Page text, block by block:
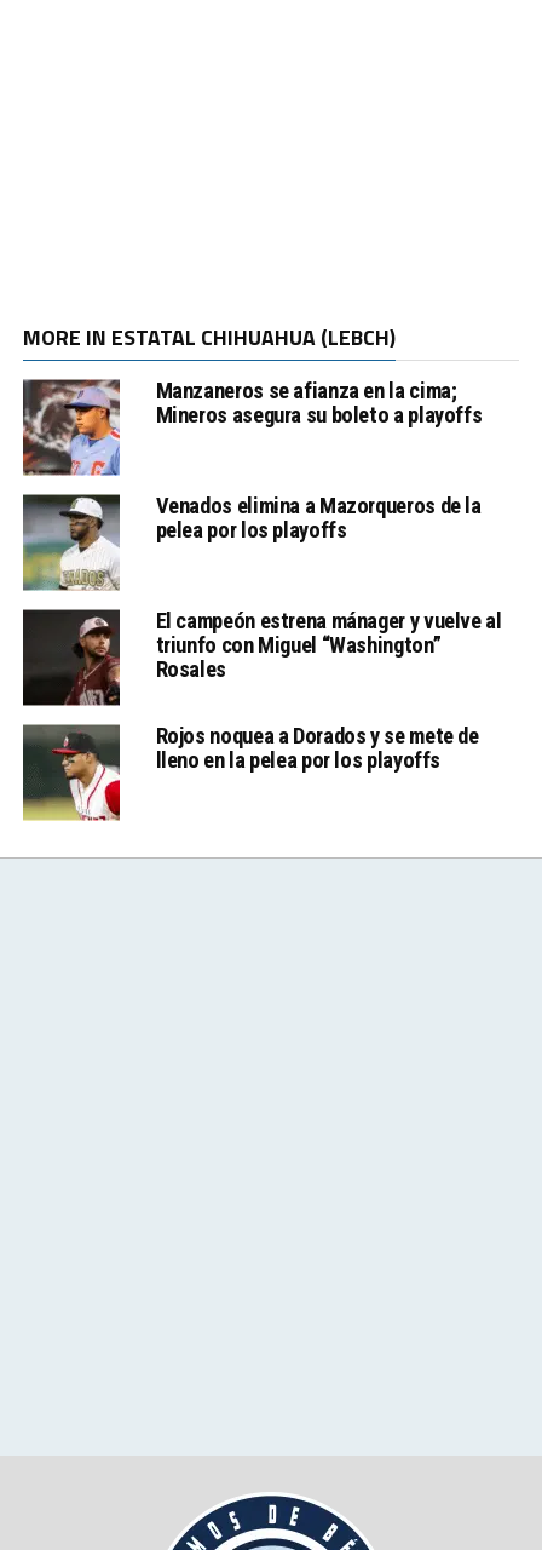
MORE IN ESTATAL CHIHUAHUA (LEBCH)
Manzaneros se afianza en la cima;
Mineros asegura su boleto a playoffs
Venados elimina a Mazorqueros de la
pelea por los playoffs
El campeón estrena mánager y vuelve al
triunfo con Miguel “Washington”
Rosales
Rojos noquea a Dorados y se mete de
lleno en la pelea por los playoffs